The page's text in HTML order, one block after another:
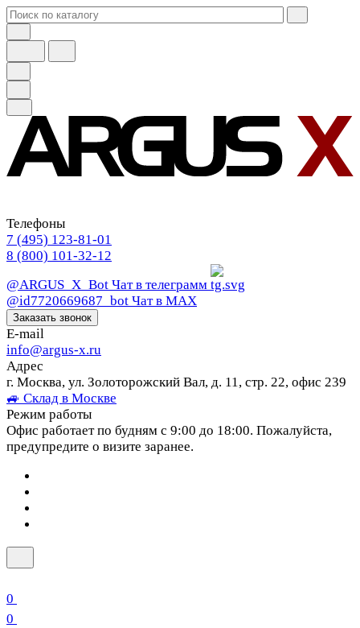
Телефоны
7 (495) 123-81-01
8 (800) 101-32-12
@ARGUS_X_Bot Чат в телеграмм
@id7720669687_bot Чат в МАХ
Заказать звонок
E-mail
info@argus-x.ru
Адрес
г. Москва, ул. Золоторожский Вал, д. 11, стр. 22, офис 239
🚙 Склад в Москве
Режим работы
Офис работает по будням с 9:00 до 18:00. Пожалуйста,
предупредите о визите заранее.
0
0